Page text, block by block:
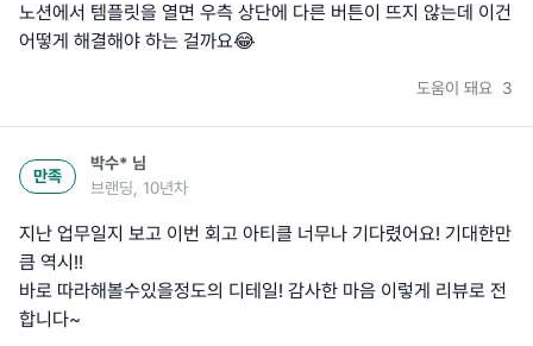
노션에서 템플릿을 열면 우측 상단에 다른 버튼이 뜨지 않는데 이건
어떻게 해결해야 하는 걸까요😂
도움이 돼요 3
만족
박수* 님
브랜딩, 10년차
지난 업무일지 보고 이번 회고 아티클 너무나 기다렸어요! 기대한만
큼 역시!!
바로 따라해볼수있을정도의 디테일! 감사한 마음 이렇게 리뷰로 전
합니다~